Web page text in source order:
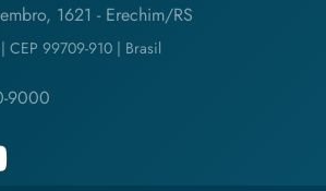
1621 - Erechim/RS
CEP 99709-910 | Brasil
9000